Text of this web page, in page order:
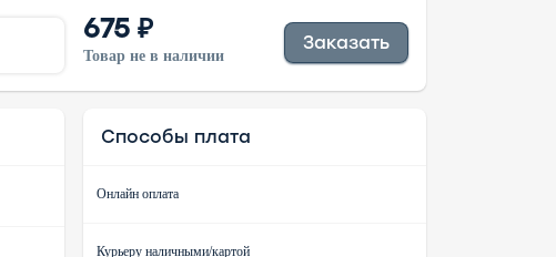
675 ₽
Товар не в наличии
Заказать
Способы плата
Онлайн оплата
Курьеру наличными/картой